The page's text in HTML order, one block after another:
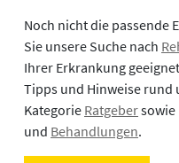
Noch nicht die passende
Sie unsere Suche nach
Ihrer Erkrankung
Tipps und Hinweise rund
Kategorie Ratgebersowie
und Behandlungen.